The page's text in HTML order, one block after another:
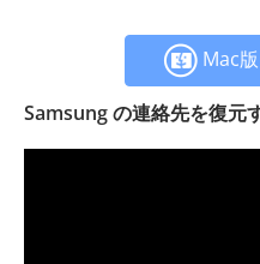
Mac
Samsung の連絡先を復元